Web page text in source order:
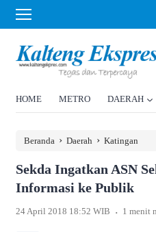
HOME METRO DAERAH
Beranda › Daerah › Katingan
Sekda Ingatkan ASN
Informasi ke Publik
24 April 2018 18:52 WIB . 1 menit